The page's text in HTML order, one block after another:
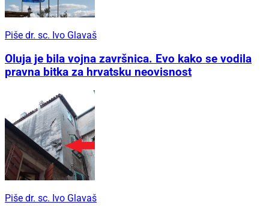
Piše dr. sc. Ivo Glavaš
Oluja je bila vojna završnica. Evo kako se vodila
pravna bitka za hrvatsku neovisnost
Piše dr. sc. Ivo Glavaš